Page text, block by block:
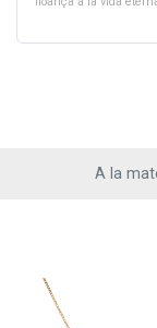
A la